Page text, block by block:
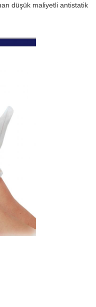
düşük maliyetli antistatik